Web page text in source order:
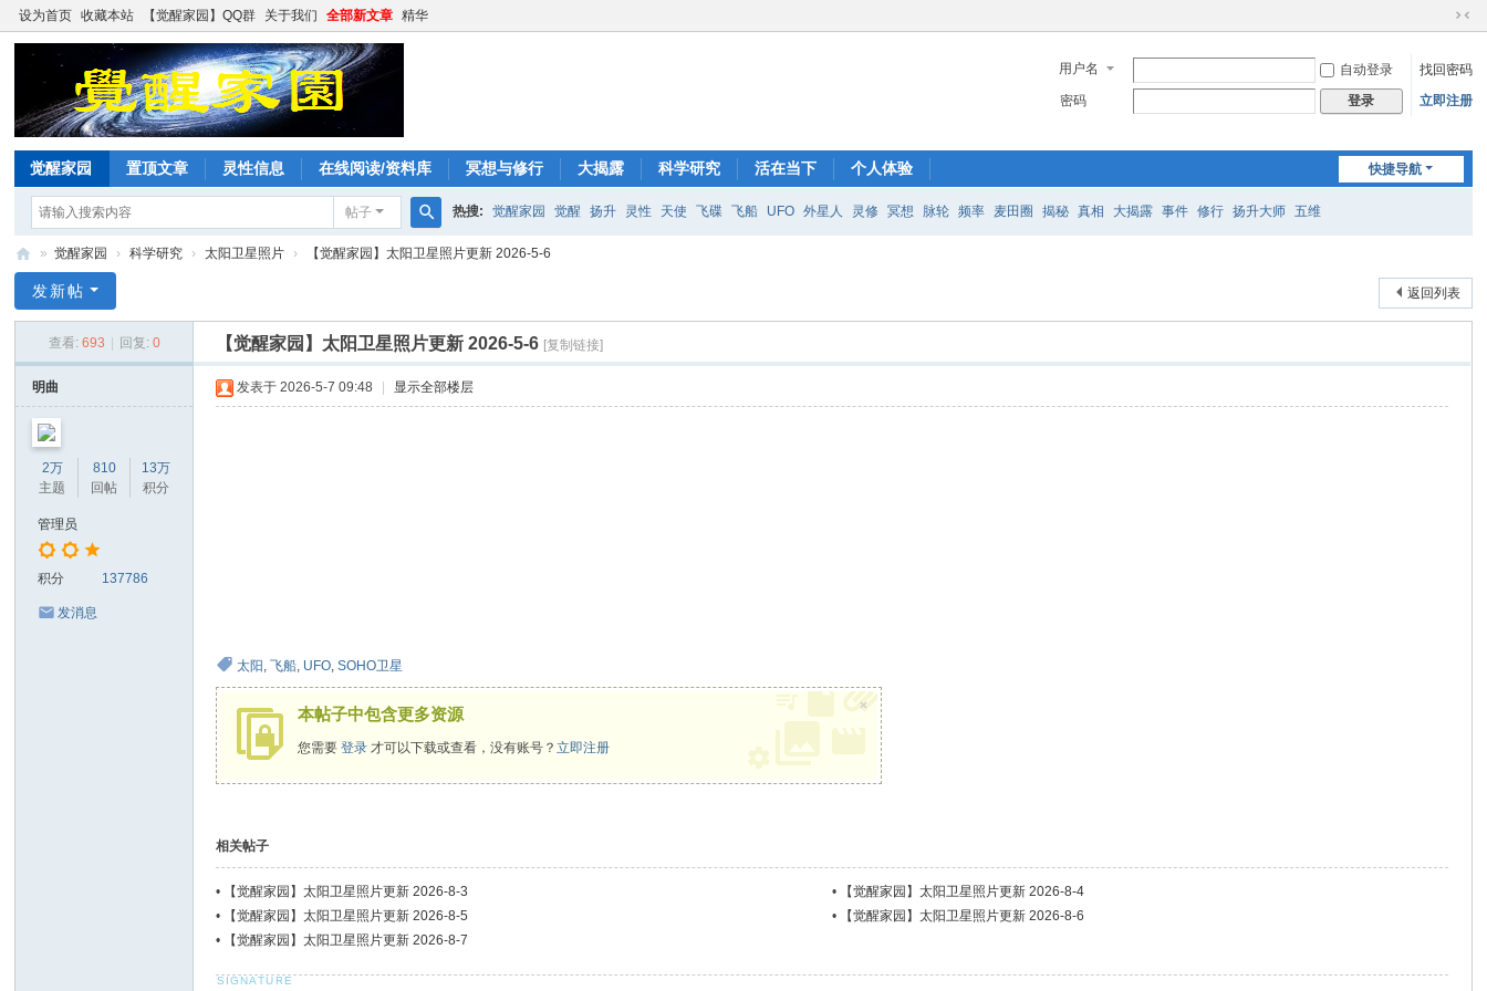
设为首页 收藏本站 【觉醒家园】QQ群 关于我们 全部新文章 精华
切
到
窄
用户名 自动登录
找回密码
密码
登录 立即注册
快捷导航
觉醒家园 置顶文章 灵性信息 在线阅读/资料库 冥想与修行 大揭露 科学研究 活在当下 个人体验
帖子
搜
热搜: 觉醒家园 觉醒 扬升 灵性 天使 飞碟 飞船 UFO 外星人 灵修 冥想 脉轮 频率 麦田圈 揭秘 真相 大揭露 事件 修行 扬升大师 五维
醒
园
» 觉醒家园 › 科学研究 › 太阳卫星照片 › 【觉醒家园】太阳卫星照片更新 2026-5-6
返回列表
发新帖
查看: 693 回复: 0 【觉醒家园】太阳卫星照片更新 2026-5-6 [复制链接]
明曲
2万
主题
810
回帖
13万
积分
管理员
积分 137786
发消息
发表于 2026-5-7 09:48 显示全部楼层
太阳 ,飞船, UFO,SOHO卫星
本帖子中包含更多资源
您需要登录 才可以下载或查看，没有账号？立即注册
×
相关帖子
• 【觉醒家园】太阳卫星照片更新 2026-8-3 •
【觉醒家园】太阳卫星照片更新 2026-8-4
•
【觉醒家园】太阳卫星照片更新 2026-8-5 •
【觉醒家园】太阳卫星照片更新 2026-8-6
•
【觉醒家园】太阳卫星照片更新 2026-8-7